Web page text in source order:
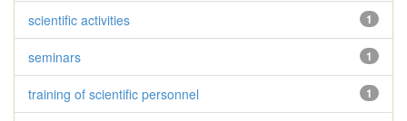
1
scientific activities
1
seminars
1
training of scientific personnel